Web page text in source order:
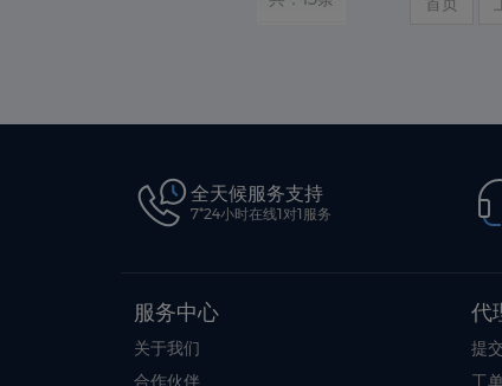
全天候服务支持
7*24小时在线1对1服务
服务中心
关于我们
合作伙伴
代
提
工